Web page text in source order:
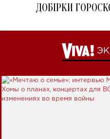
ДОБІРКИ